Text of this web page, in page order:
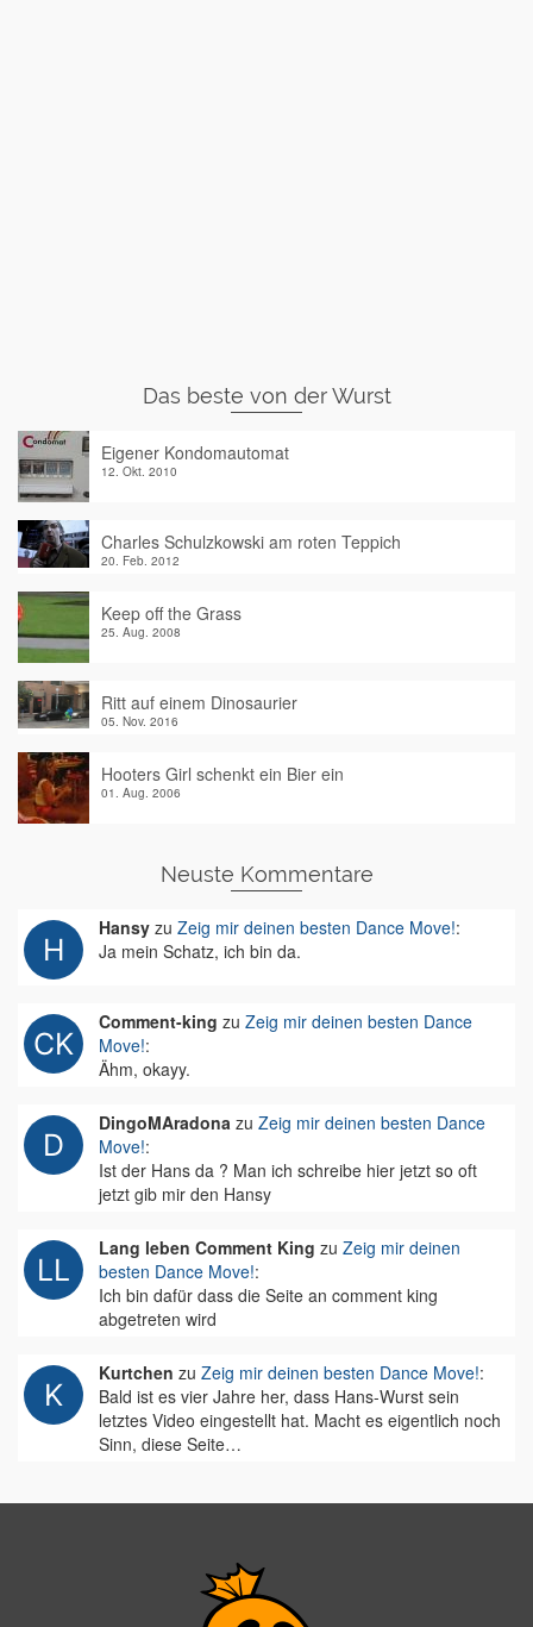
Das beste von der Wurst
Eigener Kondomautomat
12. Okt. 2010
Charles Schulzkowski am roten Teppich
20. Feb. 2012
Keep off the Grass
25. Aug. 2008
Ritt auf einem Dinosaurier
05. Nov. 2016
Hooters Girl schenkt ein Bier ein
01. Aug. 2006
Neuste Kommentare
Hansy zu Zeig mir deinen besten Dance Move!:
Ja mein Schatz, ich bin da.
Comment-king zu Zeig mir deinen besten Dance
Move!:
Ähm, okayy.
DingoMAradona zu Zeig mir deinen besten Dance
Move!:
Ist der Hans da ? Man ich schreibe hier jetzt so oft
jetzt gib mir den Hansy
Lang leben Comment King zu Zeig mir deinen
besten Dance Move!:
Ich bin dafür dass die Seite an comment king
abgetreten wird
Kurtchen zu Zeig mir deinen besten Dance Move!:
Bald ist es vier Jahre her, dass Hans-Wurst sein
letztes Video eingestellt hat. Macht es eigentlich noch
Sinn, diese Seite…